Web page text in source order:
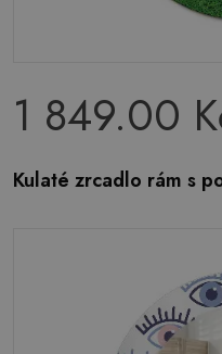
1 849.00
Kulaté zrcadlo rám s